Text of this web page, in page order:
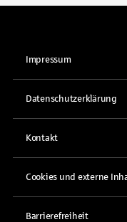
Impressum
Datenschutzerklärung
Kontakt
Cookies und externe
Barrierefreiheit